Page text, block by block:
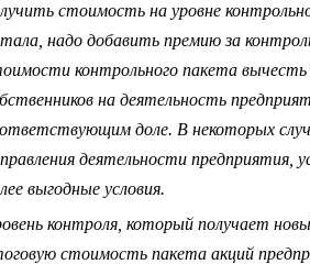
стоимость на уровне
надо добавить премию за
контрольного пакета вычесть
на деятельность
доле. В некоторых
деятельности предприятия,
выгодные условия.
контроля, который получает
стоимость пакета акций